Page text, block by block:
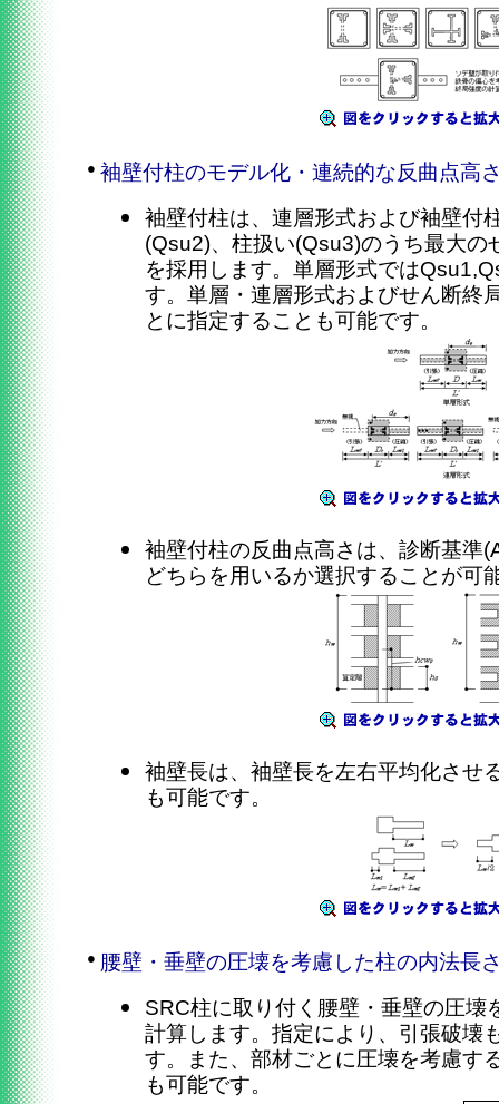
● 袖壁付柱のモデル化・連続的な反曲点高
袖壁付柱は、連層形式および袖壁付
(Qsu2)、柱扱い(Qsu3)のうち最大の
を採用します。単層形式では
す。単層・連層形式およびせん断終
とに指定することも可能です。
袖壁付柱の反曲点高さは、診断基準
どちらを用いるか選択することが可
袖壁長は、袖壁長を左右平均化させ
も可能です。
● 腰壁・垂壁の圧壊を考慮した柱の内法長
SRC柱に取り付く腰壁・垂壁の圧壊
計算します。指定により、引張破壊
す。また、部材ごとに圧壊を考慮す
も可能です。